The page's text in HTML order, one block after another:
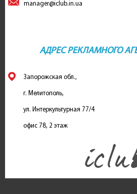
manager@iclub.in.ua
АДРЕС РЕКЛАМНОГО
Запорожская обл.,
г. Мелитополь,
ул. Интеркультурная 77/4
офис 78, 2 этаж